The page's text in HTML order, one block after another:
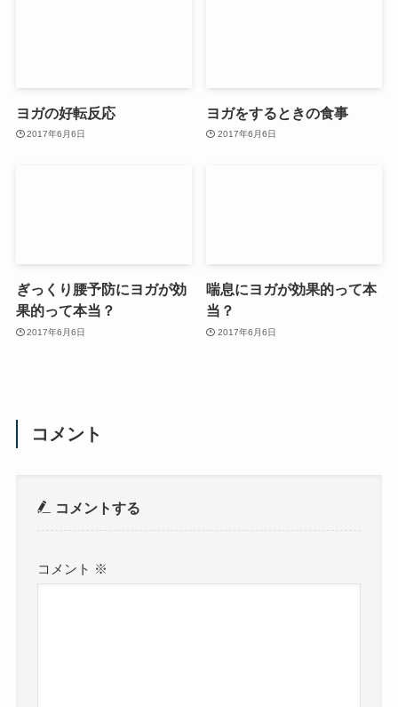
ヨガの好転反応
2017年6月6日
ヨガをするときの食事
2017年6月6日
ぎっくり腰予防にヨガが効
果的って本当？
2017年6月6日
喘息にヨガが効果的って本
当？
2017年6月6日
コメント
コメントする
コメント ※